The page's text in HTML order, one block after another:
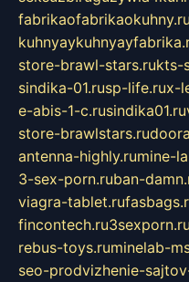
fabrikaofabrikaokuhny.ru
store-brawl-stars.rukts-
sindika-01.rusp-life.rux-
e-abis-1-c.rusindika01.ru
store-brawlstars.ru
antenna-highly.rumine-
3-sex-porn.ruban-
viagra-tablet.ru
fincontech.ru3sexporn.ru
rebus-toys.ruminelab-
seo-prodvizhenie-